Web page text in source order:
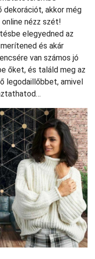
dekorációt, akkor még
online nézz szét!
elegyedned az
és akár
van számos jó
őket, és találd meg az
legodaillőbbet, amivel